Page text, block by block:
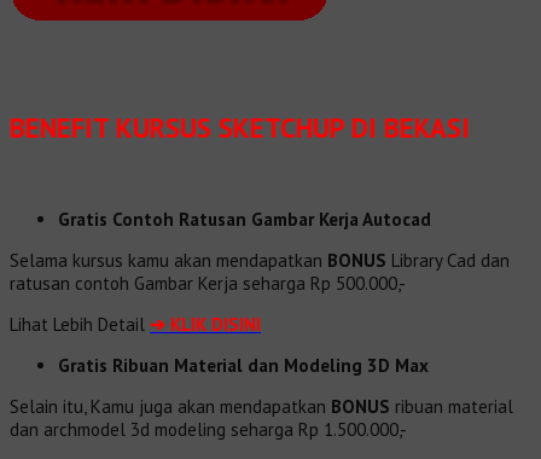
BENEFIT KURSUS SKETCHUP DI BEKASI
Gratis Contoh Ratusan Gambar Kerja Autocad
Selama kursus kamu akan mendapatkan BONUS Library Cad dan
ratusan contoh Gambar Kerja seharga Rp 500.000,-
Lihat Lebih Detail ➔ KLIK DISINI
Gratis Ribuan Material dan Modeling 3D Max
Selain itu, Kamu juga akan mendapatkan BONUS ribuan material
dan archmodel 3d modeling seharga Rp 1.500.000,-